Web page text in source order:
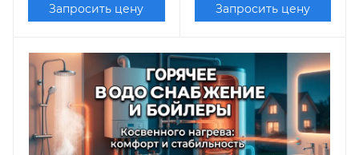
Запросить цену Запросить цену